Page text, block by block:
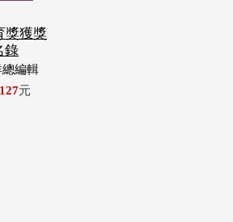
獎獲獎
錄
編輯
127元